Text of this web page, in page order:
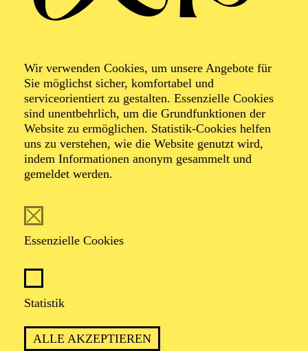
Wir verwenden Cookies, um unsere Angebote für
Sie möglichst sicher, komfortabel und
serviceorientiert zu gestalten. Essenzielle Cookies
sind unentbehrlich, um die Grundfunktionen der
Website zu ermöglichen. Statistik-Cookies helfen
uns zu verstehen, wie die Website genutzt wird,
indem Informationen anonym gesammelt und
gemeldet werden.
Essenzielle Cookies
Statistik
ALLE AKZEPTIEREN
Foto: Benne Ochs
Heiko Trinsinger
Dresdner Kreuzchores, studierte Gesang an der